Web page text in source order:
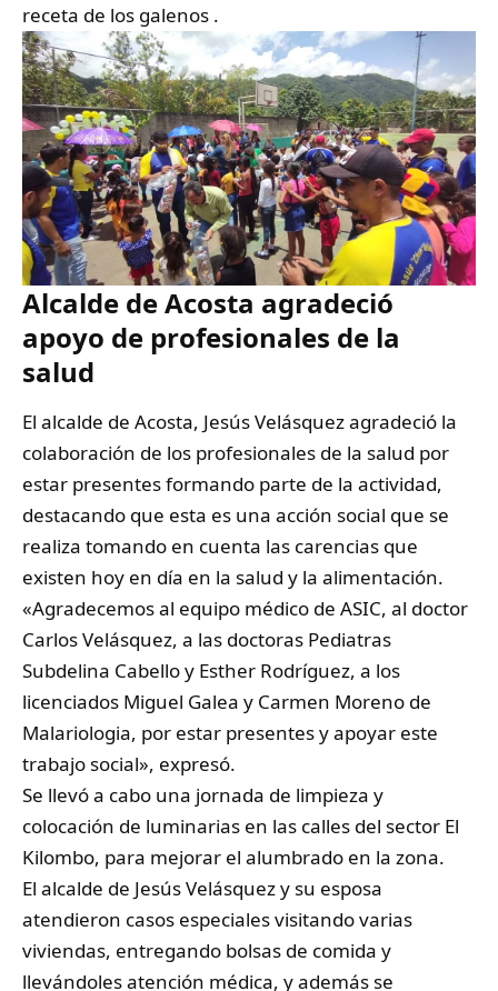
receta de los galenos .
Alcalde de Acosta agradeció
apoyo de profesionales de la
salud
El alcalde de Acosta, Jesús Velásquez agradeció la
colaboración de los profesionales de la salud por
estar presentes formando parte de la actividad,
destacando que esta es una acción social que se
realiza tomando en cuenta las carencias que
existen hoy en día en la salud y la alimentación.
«Agradecemos al equipo médico de ASIC, al doctor
Carlos Velásquez, a las doctoras Pediatras
Subdelina Cabello y Esther Rodríguez, a los
licenciados Miguel Galea y Carmen Moreno de
Malariologia, por estar presentes y apoyar este
trabajo social», expresó.
Se llevó a cabo una jornada de limpieza y
colocación de luminarias en las calles del sector El
Kilombo, para mejorar el alumbrado en la zona.
El alcalde de Jesús Velásquez y su esposa
atendieron casos especiales visitando varias
viviendas, entregando bolsas de comida y
llevándoles atención médica, y además se